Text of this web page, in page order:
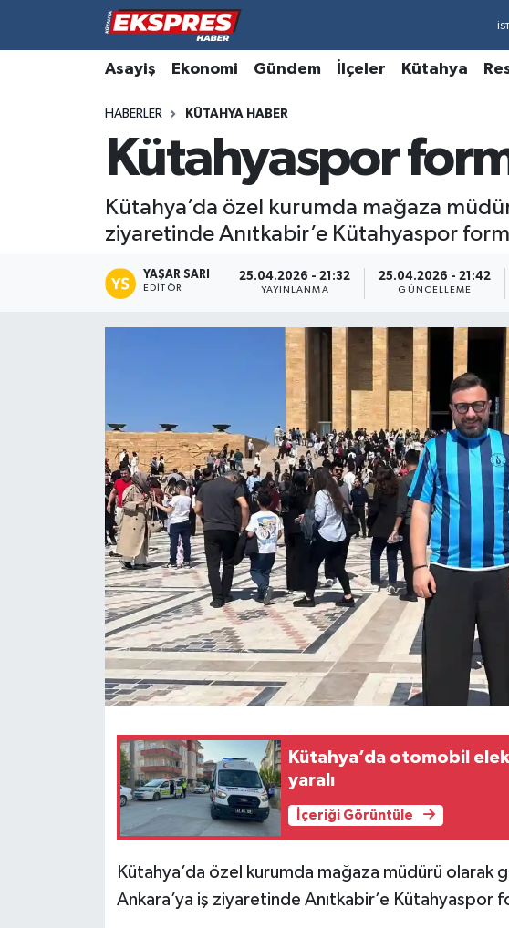
Asayiş Ekonomi Gündem İlçeler Kütahya
HABERLER KÜTAHYA HABER
Kütahyaspor
Kütahya’da özel kurumda mağaza
ziyaretinde Anıtkabir’e Kütahyaspor
YAŞAR SARI
EDITÖR
25.04.2026 - 21:32
YAYINLANMA
25.04.2026 - 21:42
GÜNCELLEME
Kütahya’da otomobil
yaralı
İçeriği Görüntüle
Kütahya’da özel kurumda mağaza müdürü olarak
Ankara’ya iş ziyaretinde Anıtkabir’e Kütahyaspor
Altıntaş
Aslanapa
Biyografiler
Çavdarhisar
Ekonomi
Foto Galeri
Köşe Yazıları
Hava Durumu
Trafik Durumu
Süper Lig Puan Durumu ve Fikstür
Tüm Manşetler
Haber Arşivi